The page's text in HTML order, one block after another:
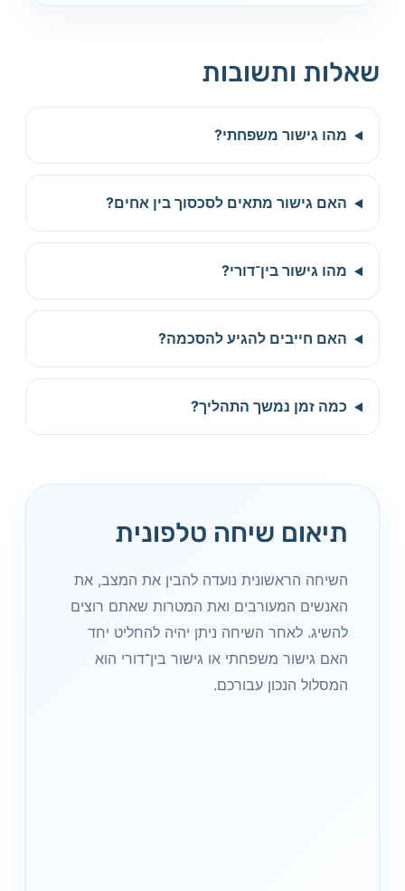
שאלות ותשובות
מהו גישור משפחתי?
האם גישור מתאים לסכסוך בין אחים?
מהו גישור בין־דורי?
האם חייבים להגיע להסכמה?
כמה זמן נמשך התהליך?
תיאום שיחה טלפונית
השיחה הראשונית נועדה להבין את המצב, את
האנשים המעורבים ואת המטרות שאתם רוצים
להשיג. לאחר השיחה ניתן יהיה להחליט יחד
האם גישור משפחתי או גישור בין־דורי הוא
המסלול הנכון עבורכם.